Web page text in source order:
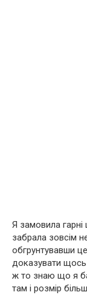
Я замовила гарні
забрала зовсім
обгрунтувавши
доказувати щось
ж то знаю що я
там і розмір